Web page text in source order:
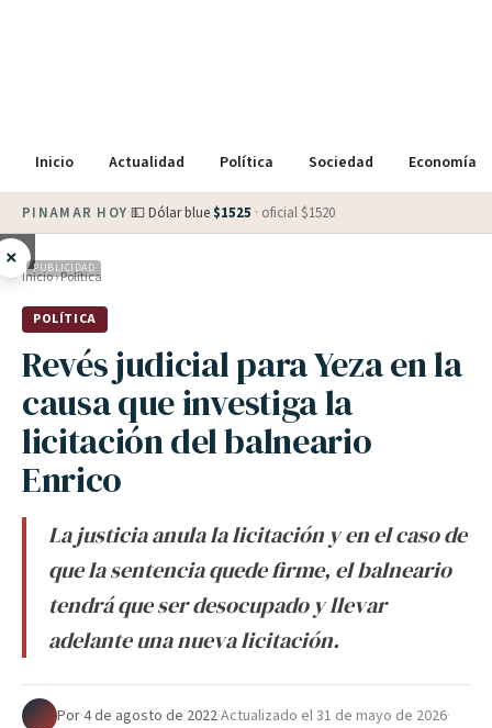
Inicio Actualidad Política Sociedad Economía
PINAMAR HOY·💵 Dólar blue $1525 · oficial $1520
× PUBLICIDAD
Inicio›Política
POLÍTICA
Revés judicial para Yeza en la
causa que investiga la
licitación del balneario
Enrico
La justicia anula la licitación y en el caso de
que la sentencia quede firme, el balneario
tendrá que ser desocupado y llevar
adelante una nueva licitación.
Por·4 de agosto de 2022·Actualizado el31 de mayo de 2026·